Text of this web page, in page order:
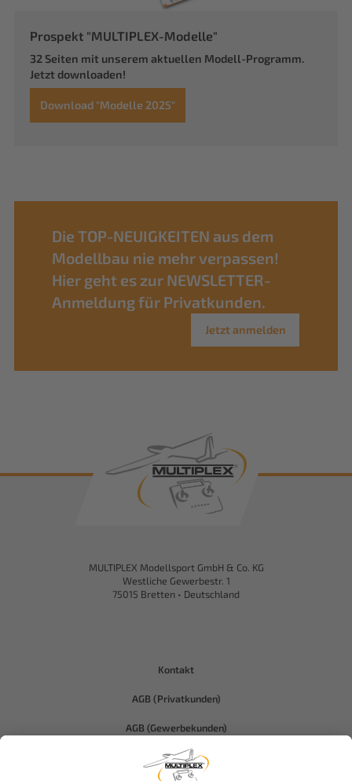
Prospekt "MULTIPLEX-Modelle"
32 Seiten mit unserem aktuellen Modell-Programm.
Jetzt downloaden!
Download "Modelle 2025"
Die TOP-NEUIGKEITEN aus dem
Modellbau nie mehr verpassen!
Hier geht es zur NEWSLETTER-
Anmeldung für Privatkunden.
Jetzt anmelden
MULTIPLEX Modellsport GmbH & Co. KG
Westliche Gewerbestr. 1
75015 Bretten • Deutschland
Kontakt
AGB (Privatkunden)
AGB (Gewerbekunden)
Datenschutz